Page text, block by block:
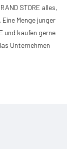
STORE alles,
Menge junger
und kaufen gerne
Unternehmen